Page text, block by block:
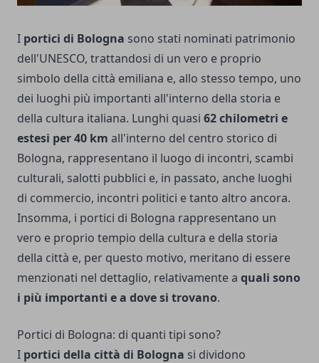
I portici di Bologna sono stati nominati patrimonio
dell'UNESCO, trattandosi di un vero e proprio
simbolo della città emiliana e, allo stesso tempo, uno
dei luoghi più importanti all'interno della storia e
della cultura italiana. Lunghi quasi 62 chilometri e
estesi per 40 km all'interno del centro storico di
Bologna, rappresentano il luogo di incontri, scambi
culturali, salotti pubblici e, in passato, anche luoghi
di commercio, incontri politici e tanto altro ancora.
Insomma, i portici di Bologna rappresentano un
vero e proprio tempio della cultura e della storia
della città e, per questo motivo, meritano di essere
menzionati nel dettaglio, relativamente a quali sono
i più importanti e a dove si trovano.
Portici di Bologna: di quanti tipi sono?
I portici della città di Bologna si dividono